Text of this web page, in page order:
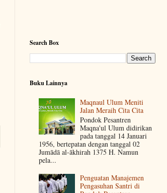
Search Box
Buku Lainnya
Maqnaul Ulum Meniti
Jalan Meraih Cita Cita
Pondok Pesantren
Maqna'ul Ulum didirikan
pada tanggal 14 Januari
1956, bertepatan dengan tanggal 02
Jumādā al-ākhirah 1375 H. Namun
pela...
Penguatan Manajemen
Pengasuhan Santri di